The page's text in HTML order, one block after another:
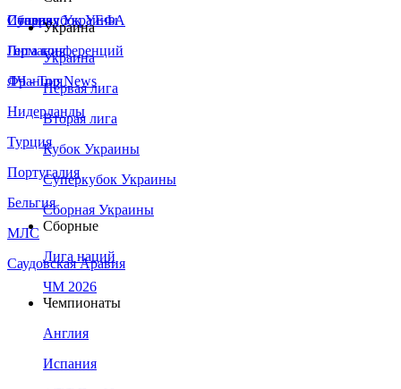
Сборная Украины
Италия
Германия
Франция
Нидерланды
Турция
Португалия
Бельгия
МЛС
Саудовская Аравия
Суперкубок УЕФА
Лига конференций
ЛЧ - Top News
Украина
Украина
Первая лига
Вторая лига
Кубок Украины
Суперкубок Украины
Сборная Украины
Сборные
Лига наций
ЧМ 2026
Чемпионаты
Англия
Испания